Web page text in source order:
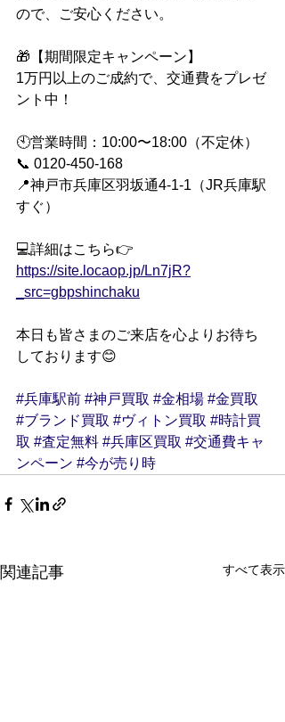
ので、ご安心ください。
🎁【期間限定キャンペーン】
1万円以上のご成約で、交通費をプレゼ
ント中！
🕙営業時間：10:00〜18:00（不定休）
📞 0120-450-168
📍神戸市兵庫区羽坂通4-1-1（JR兵庫駅
すぐ）
💻詳細はこちら👉
https://site.locaop.jp/Ln7jR?
_src=gbpshinchaku
本日も皆さまのご来店を心よりお待ち
しております😊
#兵庫駅前 #神戸買取 #金相場 #金買取
#ブランド買取 #ヴィトン買取 #時計買
取 #査定無料 #兵庫区買取 #交通費キャ
ンペーン #今が売り時
関連記事 すべて表示